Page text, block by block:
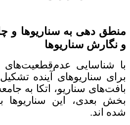
منطق دهی به سناریوها و
و نگارش سناریوها
برای سناریوهای آینده
بافت‌های سناریو، اتکا به
بخش بعدی، این سناریوها
شده اند.